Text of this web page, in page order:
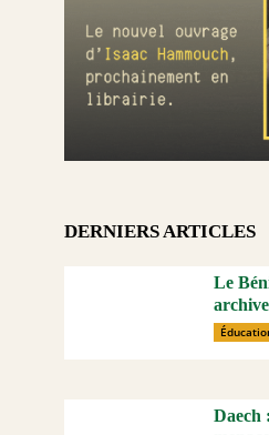
DERNIERS ARTICLES
Le
Daech